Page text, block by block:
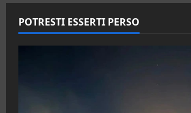
POTRESTI ESSERTI PERSO